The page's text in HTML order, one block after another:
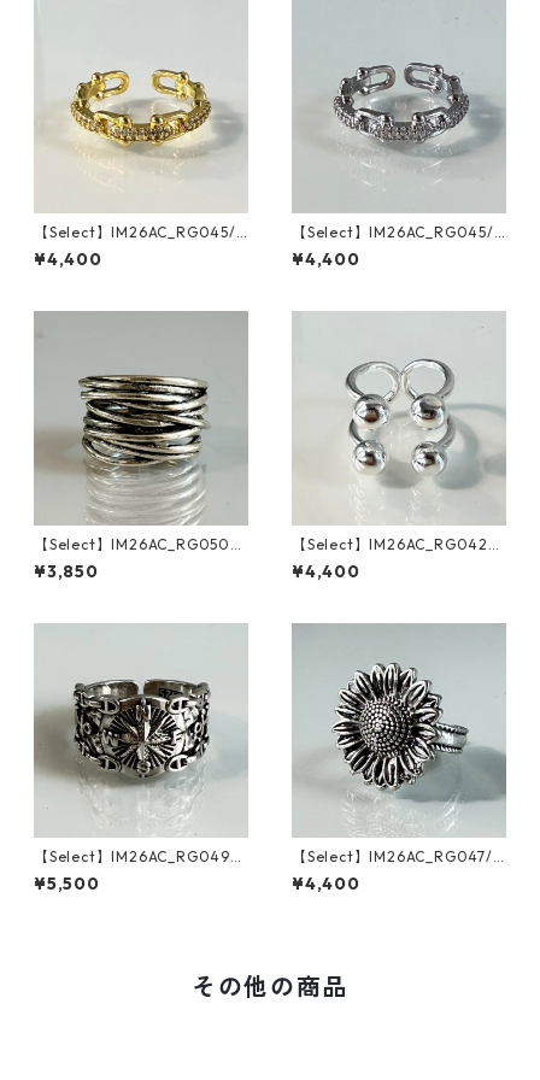
【Select】IM26AC_RG045/
Zirconia Splice Geometric H
ollow Chain Ring（Gold）
¥4,400
【Select】IM26AC_RG045/
Zirconia Splice Geometric H
ollow Chain Ring（Silver）
¥4,400
【Select】IM26AC_RG050/
Twist Layered Line Ring（Sil
ver）
¥3,850
【Select】IM26AC_RG042/
Open Ball Ring（Silver）
¥4,400
【Select】IM26AC_RG049/
Vintage Compass Design Ri
ng（Silver）
¥5,500
【Select】IM26AC_RG047/
Vintage Sunflower Ring（Sil
ver）
¥4,400
その他の商品